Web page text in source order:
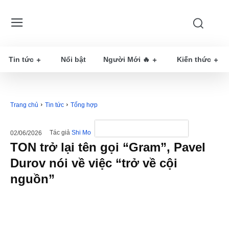
Tin tức Nổi bật Người Mới 🔥 Kiến thức
Trang chủ Tin tức Tổng hợp
02/06/2026 Tác giả Shi Mo
TON trở lại tên gọi “Gram”, Pavel
Durov nói về việc “trở về cội
nguồn”